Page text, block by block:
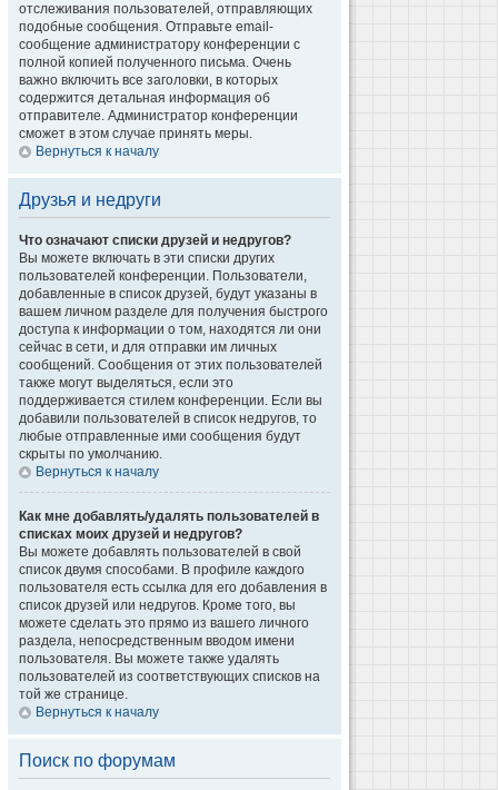
отслеживания пользователей, отправляющих
подобные сообщения. Отправьте email-
сообщение администратору конференции с
полной копией полученного письма. Очень
важно включить все заголовки, в которых
содержится детальная информация об
отправителе. Администратор конференции
сможет в этом случае принять меры.
Вернуться к началу
Друзья и недруги
Что означают списки друзей и недругов?
Вы можете включать в эти списки других
пользователей конференции. Пользователи,
добавленные в список друзей, будут указаны в
вашем личном разделе для получения быстрого
доступа к информации о том, находятся ли они
сейчас в сети, и для отправки им личных
сообщений. Сообщения от этих пользователей
также могут выделяться, если это
поддерживается стилем конференции. Если вы
добавили пользователей в список недругов, то
любые отправленные ими сообщения будут
скрыты по умолчанию.
Вернуться к началу
Как мне добавлять/удалять пользователей в
списках моих друзей и недругов?
Вы можете добавлять пользователей в свой
список двумя способами. В профиле каждого
пользователя есть ссылка для его добавления в
список друзей или недругов. Кроме того, вы
можете сделать это прямо из вашего личного
раздела, непосредственным вводом имени
пользователя. Вы можете также удалять
пользователей из соответствующих списков на
той же странице.
Вернуться к началу
Поиск по форумам